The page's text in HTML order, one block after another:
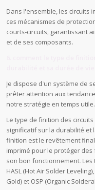
Dans l'ensemble, les circuits
ces mécanismes de
courts-circuits, garantissant
et de ses composants.
Je dispose d'un système de
prêter attention aux
notre stratégie en temps utile.
Le type de finition des
significatif sur la durabilité et
finition est le revêtement
imprimé pour le protéger
son bon fonctionnement.
HASL (Hot Air Solder
Gold) et OSP (Organic